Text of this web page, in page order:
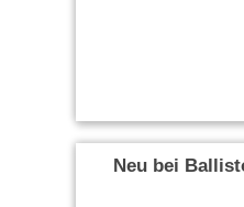
Neu bei